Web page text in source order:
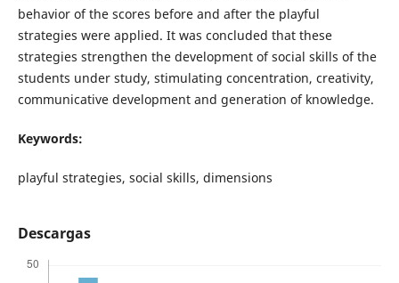
behavior of the scores before and after the playful
strategies were applied. It was concluded that these
strategies strengthen the development of social skills of the
students under study, stimulating concentration, creativity,
communicative development and generation of knowledge.
Keywords:
playful strategies, social skills, dimensions
Descargas